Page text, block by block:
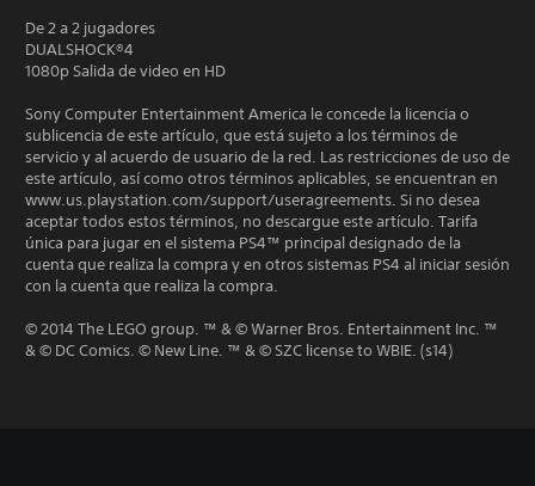
De 2 a 2 jugadores
DUALSHOCK®4
1080p Salida de video en HD
Sony Computer Entertainment America le concede la licencia o
sublicencia de este artículo, que está sujeto a los términos de
servicio y al acuerdo de usuario de la red. Las restricciones de uso de
este artículo, así como otros términos aplicables, se encuentran en
www.us.playstation.com/support/useragreements. Si no desea
aceptar todos estos términos, no descargue este artículo. Tarifa
única para jugar en el sistema PS4™ principal designado de la
cuenta que realiza la compra y en otros sistemas PS4 al iniciar sesión
con la cuenta que realiza la compra.
© 2014 The LEGO group. ™ & © Warner Bros. Entertainment Inc. ™
& © DC Comics. © New Line. ™ & © SZC license to WBIE. (s14)